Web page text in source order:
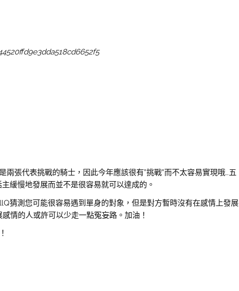
張代表挑戰的騎士，因此今年應該很有”挑戰”而不太容易實現哦…五
慢地發展而並不是很容易就可以達成的。
猜測您可能很容易遇到單身的對象，但是對方暫時沒有在感情上發展
情的人或許可以少走一點冤妄路。加油！